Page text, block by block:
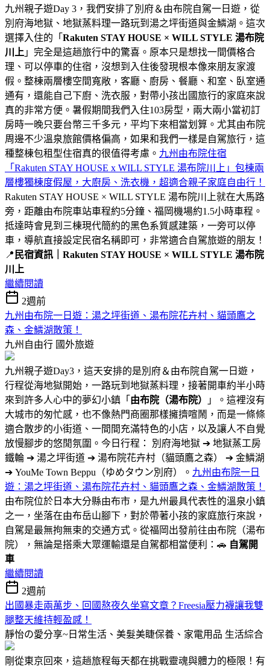
九州親子遊Day 3，我們安排了別府＆由布院自駕一日遊，從
別府海地獄、地獄蒸料理一路玩到湯之坪街道與金鱗湖。這次
選擇入住的「 Rakuten STAY HOUSE × WILL STYLE 湯布院
川上 」完全是這趟旅行中的驚喜。原本只是想找一間價格合
理、可以停車的住宿，沒想到入住後發現根本像來朋友家渡
假。整棟兩層樓空間寬敞，客廳、廚房、餐廳、和室、臥室通
通有，還能自己下廚、洗衣服，對帶小孩出國旅行的家庭來說
真的非常方便。暑假期間我們入住103房型，兩大兩小當初訂
房時一晚只要台幣三千多元，平均下來相當划算。尤其由布院
周邊不少溫泉旅館價格偏高，如果和我們一樣是自駕旅行，這
種整棟包租型住宿真的很值得考慮。 九州由布院住宿
「Rakuten STAY HOUSE x WILL STYLE 湯布院川上」包棟兩
層樓獨棟度假屋，大廚房、洗衣機，超適合親子家庭自由行！
Rakuten STAY HOUSE × WILL STYLE 湯布院川上就在大馬路
旁，距離由布院車站車程約5分鐘、福岡機場約1.5小時車程。
抵達時會見到三棟現代簡約的黑色系質感建築，一旁可以停
車，導航直接設定民宿名稱即可，非常適合自駕旅遊的朋友！
📍 民宿資訊｜Rakuten STAY HOUSE × WILL STYLE 湯布院
川上
繼續閱讀
2週前
九州由布院一日遊：湯之坪街道、湯布院花卉村、貓頭鷹之
森、金鱗湖散策！
九州自由行 國外旅遊
九州親子遊Day3，這天安排的是別府＆由布院自駕一日遊，
行程從海地獄開始，一路玩到地獄蒸料理，接著開車約半小時
來到許多人心中的夢幻小鎮「 由布院（湯布院）
」。這裡沒有
大城市的匆忙感，也不像熱門商圈那樣擁擠喧鬧，而是一條條
適合散步的小街道、一間間充滿特色的小店，以及讓人不自覺
放慢腳步的悠閒氛圍。今日行程： 別府海地獄 ➔ 地獄蒸工房
鐵輪 ➔ 湯之坪街道 ➔ 湯布院花卉村（貓頭鷹之森） ➔ 金鱗湖
➔ YouMe Town Beppu（ゆめタウン別府）。 九州由布院一日
遊：湯之坪街道、湯布院花卉村、貓頭鷹之森、金鱗湖散策！
由布院位於日本大分縣由布市，是九州最具代表性的溫泉小鎮
之一，坐落在由布岳山腳下，對於帶著小孩的家庭旅行來說，
自駕是最無拘無束的交通方式。從福岡出發前往由布院（湯布
院），無論是搭乘大眾運輸還是自駕都相當便利：🚗 自駕開
車
繼續閱讀
2週前
出國暴走兩萬步、回國熬夜久坐寫文章？Freesia壓力襪讓我雙
腿整天維持輕盈感！
靜怡の愛分享~日常生活、美髮美睫保養、家電用品 生活綜合
剛從東京回來，這趟旅程每天都在挑戰靈魂與體力的極限！有